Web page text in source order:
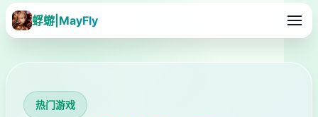
蜉蝣|MayFly
热门游戏